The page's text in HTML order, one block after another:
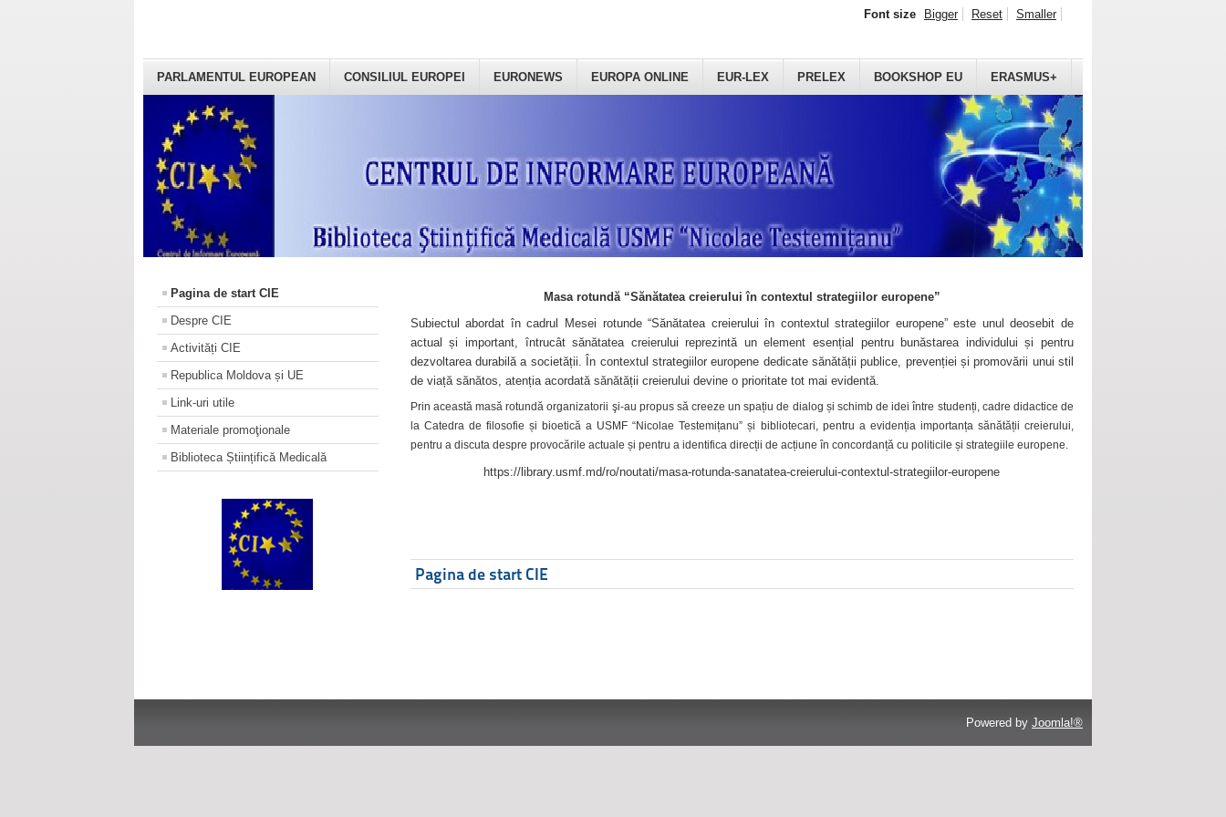
PARLAMENTUL EUROPEAN CONSILIUL EUROPEI EURONEWS EUROPA ONLINE EUR-LEX PRELEX BOOKSHOP EU ERASMUS+
Font size Bigger Reset Smaller
Pagina de start CIE
Despre CIE
Activități CIE
Republica Moldova și UE
Link-uri utile
Materiale promoţionale
Biblioteca Științifică Medicală
Masa rotundă “Sănătatea creierului în contextul strategiilor europene”
Subiectul abordat în cadrul Mesei rotunde “Sănătatea creierului în contextul strategiilor europene” este unul deosebit de
actual și important, întrucât sănătatea creierului reprezintă un element esențial pentru bunăstarea individului și pentru
dezvoltarea durabilă a societății. În contextul strategiilor europene dedicate sănătății publice, prevenției și promovării unui stil
de viață sănătos, atenția acordată sănătății creierului devine o prioritate tot mai evidentă.
Prin această masă rotundă organizatorii şi-au propus să creeze un spațiu de dialog și schimb de idei între studenți, cadre didactice de
la Catedra de filosofie și bioetică a USMF “Nicolae Testemițanu” și bibliotecari, pentru a evidenția importanța sănătății creierului,
pentru a discuta despre provocările actuale și pentru a identifica direcții de acțiune în concordanță cu politicile și strategiile europene.
https://library.usmf.md/ro/noutati/masa-rotunda-sanatatea-creierului-contextul-strategiilor-europene
Pagina de start CIE
Powered by Joomla!®